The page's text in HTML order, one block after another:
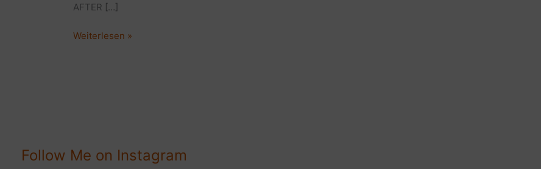
AFTER […]
11
BOWIE
Weiterlesen »
Follow Me on Instagram